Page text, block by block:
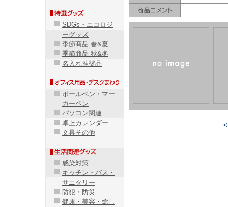
SDGs・エコロジ
ーグッズ
季節商品 春&夏
季節商品 秋&冬
名入れ推奨品
ボールペン・マー
カーペン
パソコン関連
卓上カレンダー
文具その他
感染対策
キッチン・バス・
サニタリー
防犯・防災
健康・美容・癒し